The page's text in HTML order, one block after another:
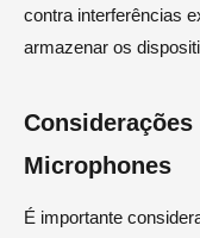
contra interferências
armazenar os
Microphones
É importante